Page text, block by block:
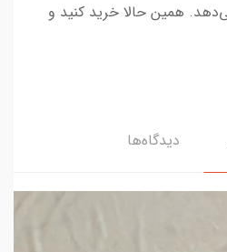
همین حالا خرید کنید و
دیدگاه‌ها